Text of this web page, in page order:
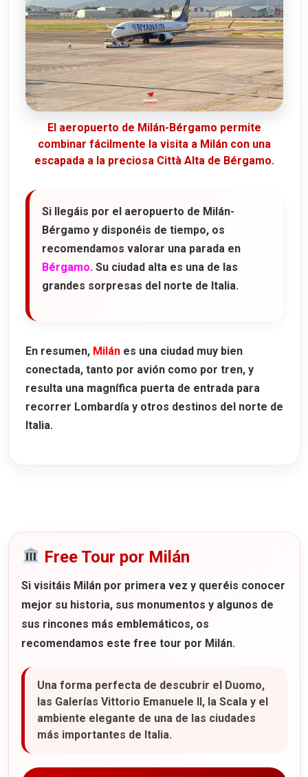
El aeropuerto de Milán-Bérgamo permite
combinar fácilmente la visita a Milán con una
escapada a la preciosa Città Alta de Bérgamo.
Si llegáis por el aeropuerto de Milán-
Bérgamo y disponéis de tiempo, os
recomendamos valorar una parada en
Bérgamo. Su ciudad alta es una de las
grandes sorpresas del norte de Italia.
En resumen, Milán es una ciudad muy bien
conectada, tanto por avión como por tren, y
resulta una magnífica puerta de entrada para
recorrer Lombardía y otros destinos del norte de
Italia.
Free Tour por Milán
Si visitáis Milán por primera vez y queréis conocer
mejor su historia, sus monumentos y algunos de
sus rincones más emblemáticos, os
recomendamos este free tour por Milán.
Una forma perfecta de descubrir el Duomo,
las Galerías Vittorio Emanuele II, la Scala y el
ambiente elegante de una de las ciudades
más importantes de Italia.